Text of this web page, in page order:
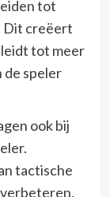
tot
Dit creëert
tot meer
de speler
ook bij
tactische